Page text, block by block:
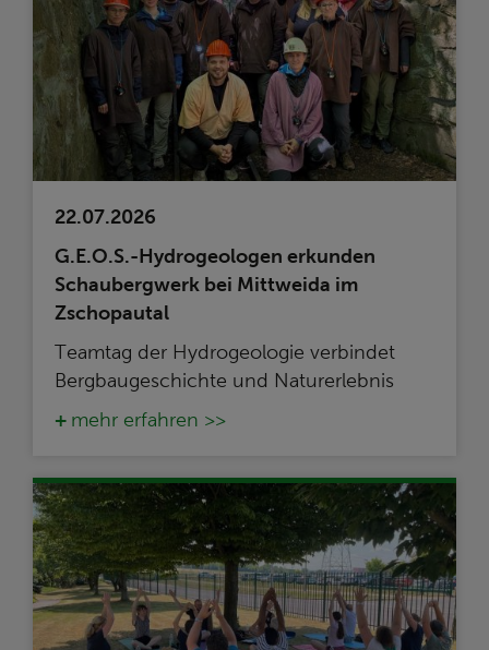
22.07.2026
G.E.O.S.-Hydrogeologen erkunden
Schaubergwerk bei Mittweida im
Zschopautal
Teamtag der Hydrogeologie verbindet
Bergbaugeschichte und Naturerlebnis
mehr erfahren >>